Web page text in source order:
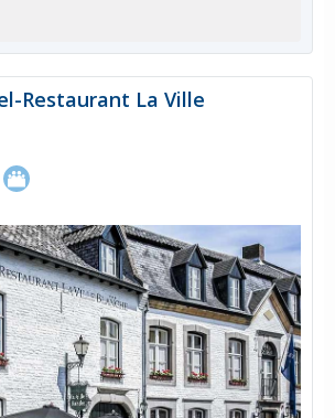
Restaurant La Ville